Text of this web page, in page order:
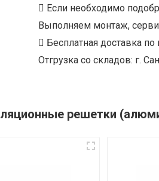
Если необходимо
Выполняем монтаж,
Бесплатная доставка
Отгрузка со складов: г.
решетки